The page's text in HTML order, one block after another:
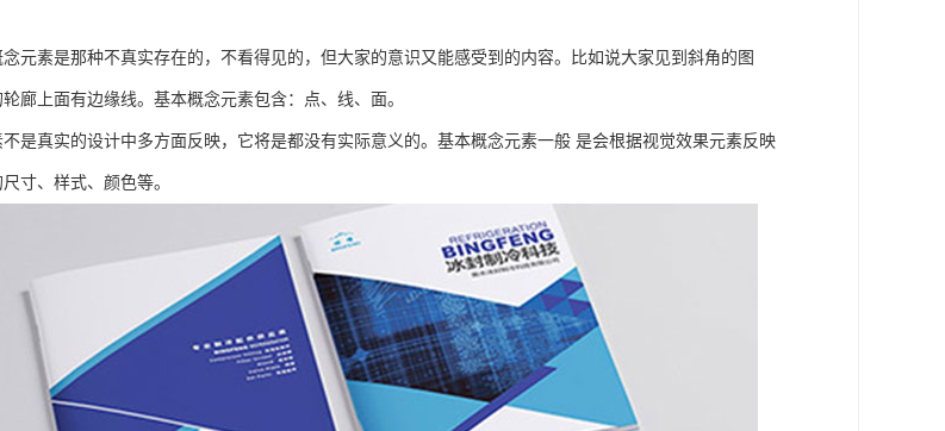
元素是那种不真实存在的，不看得见的，但大家的意识又能感受到的内容。比如说大家见到斜角的图
廊上面有边缘线。基本概念元素包含：点、线、面。
是真实的设计中多方面反映，它将是都没有实际意义的。基本概念元素一般 是会根据视觉效果元素反映
寸、样式、颜色等。